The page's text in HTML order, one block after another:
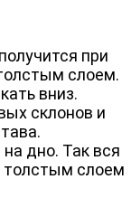
при
слоем.
вниз.
склонов и
дно. Так вся
толстым слоем